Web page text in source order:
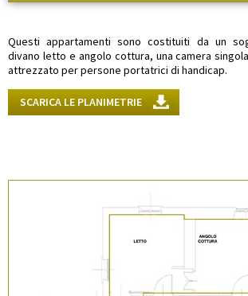
Questi appartamenti sono costituiti da un
divano letto e angolo cottura, una camera
attrezzato per persone portatrici di handicap.
SCARICA LE PLANIMETRIE